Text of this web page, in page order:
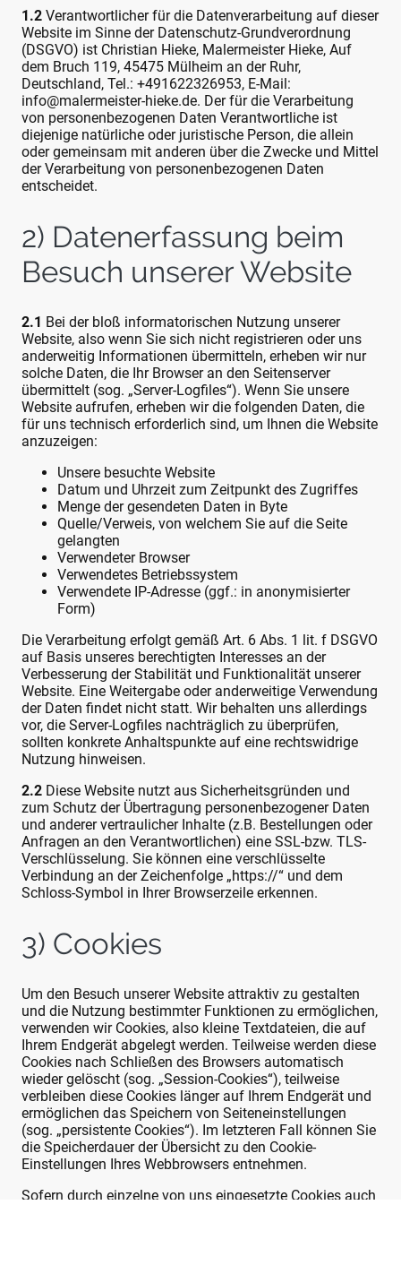
1.2 Verantwortlicher für die Datenverarbeitung auf dieser
Website im Sinne der Datenschutz-Grundverordnung
(DSGVO) ist Christian Hieke, Malermeister Hieke, Auf
dem Bruch 119, 45475 Mülheim an der Ruhr,
Deutschland, Tel.: +491622326953, E-Mail:
info@malermeister-hieke.de. Der für die Verarbeitung
von personenbezogenen Daten Verantwortliche ist
diejenige natürliche oder juristische Person, die allein
oder gemeinsam mit anderen über die Zwecke und Mittel
der Verarbeitung von personenbezogenen Daten
entscheidet.
2) Datenerfassung beim
Besuch unserer Website
2.1 Bei der bloß informatorischen Nutzung unserer
Website, also wenn Sie sich nicht registrieren oder uns
anderweitig Informationen übermitteln, erheben wir nur
solche Daten, die Ihr Browser an den Seitenserver
übermittelt (sog. „Server-Logfiles“). Wenn Sie unsere
Website aufrufen, erheben wir die folgenden Daten, die
für uns technisch erforderlich sind, um Ihnen die Website
anzuzeigen:
Unsere besuchte Website
Datum und Uhrzeit zum Zeitpunkt des Zugriffes
Menge der gesendeten Daten in Byte
Quelle/Verweis, von welchem Sie auf die Seite
gelangten
Verwendeter Browser
Verwendetes Betriebssystem
Verwendete IP-Adresse (ggf.: in anonymisierter
Form)
Die Verarbeitung erfolgt gemäß Art. 6 Abs. 1 lit. f DSGVO
auf Basis unseres berechtigten Interesses an der
Verbesserung der Stabilität und Funktionalität unserer
Website. Eine Weitergabe oder anderweitige Verwendung
der Daten findet nicht statt. Wir behalten uns allerdings
vor, die Server-Logfiles nachträglich zu überprüfen,
sollten konkrete Anhaltspunkte auf eine rechtswidrige
Nutzung hinweisen.
2.2 Diese Website nutzt aus Sicherheitsgründen und
zum Schutz der Übertragung personenbezogener Daten
und anderer vertraulicher Inhalte (z.B. Bestellungen oder
Anfragen an den Verantwortlichen) eine SSL-bzw. TLS-
Verschlüsselung. Sie können eine verschlüsselte
Verbindung an der Zeichenfolge „https://“ und dem
Schloss-Symbol in Ihrer Browserzeile erkennen.
3) Cookies
Um den Besuch unserer Website attraktiv zu gestalten
und die Nutzung bestimmter Funktionen zu ermöglichen,
verwenden wir Cookies, also kleine Textdateien, die auf
Ihrem Endgerät abgelegt werden. Teilweise werden diese
Cookies nach Schließen des Browsers automatisch
wieder gelöscht (sog. „Session-Cookies“), teilweise
verbleiben diese Cookies länger auf Ihrem Endgerät und
ermöglichen das Speichern von Seiteneinstellungen
(sog. „persistente Cookies“). Im letzteren Fall können Sie
die Speicherdauer der Übersicht zu den Cookie-
Einstellungen Ihres Webbrowsers entnehmen.
Sofern durch einzelne von uns eingesetzte Cookies auch